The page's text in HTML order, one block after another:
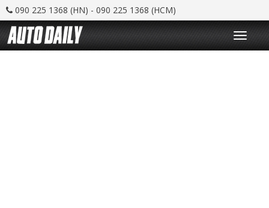
090 225 1368 (HN) - 090 225 1368 (HCM)
T
o
g